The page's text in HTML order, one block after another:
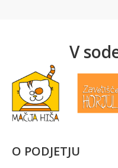
V
O PODJETJU